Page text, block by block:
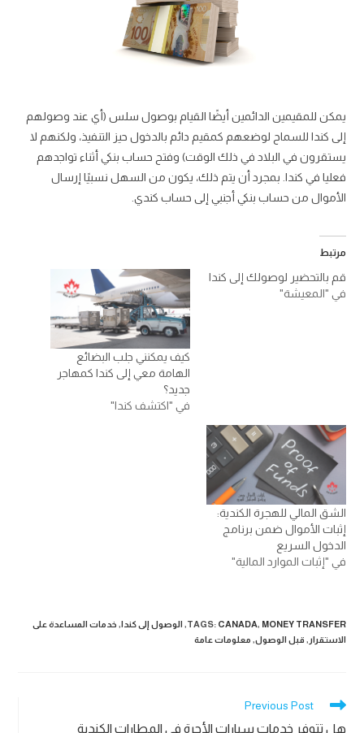
يمكن للمقيمين الدائمين أيضًا القيام بوصول سلس (أي عند وصولهم
إلى كندا للسماح لوضعهم كمقيم دائم بالدخول حيز التنفيذ، ولكنهم لا
يستقرون في البلاد في ذلك الوقت) وفتح حساب بنكي أثناء تواجدهم
فعليا في كندا. بمجرد أن يتم ذلك، يكون من السهل نسبيًا إرسال
الأموال من حساب بنكي أجنبي إلى حساب كندي.
مرتبط
قم بالتحضير لوصولك إلى كندا
في "المعيشة"
كيف يمكنني جلب البضائع
الهامة معي إلى كندا كمهاجر
جديد؟
في "اكتشف كندا"
الشق المالي للهجرة الكندية:
إثبات الأموال ضمن برنامج
الدخول السريع
في "إثبات الموارد المالية"
TAGS: CANADA, MONEY TRANSFER
, الوصول إلى كندا, خدمات المساعدة على
الاستقرار , قبل الوصول, معلومات عامة
Read
Previous Post
هل تتوفر خدمات سيارات الأجرة في المطارات الكندية